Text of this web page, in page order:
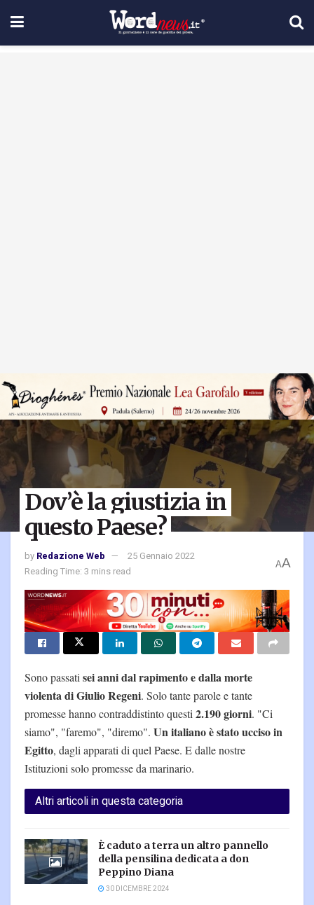
Dov’è la giustizia in
questo Paese?
by Redazione Web
25 Gennaio 2022
Reading Time: 3 mins read
AA
Sono passati sei anni dal rapimento e dalla morte
violenta di Giulio Regeni. Solo tante parole e tante
promesse hanno contraddistinto questi 2.190 giorni. "Ci
siamo", "faremo", "diremo". Un italiano è stato ucciso in
Egitto, dagli apparati di quel Paese. E dalle nostre
Istituzioni solo promesse da marinario.
Altri articoli in questa categoria
È caduto a terra un altro pannello
della pensilina dedicata a don
Peppino Diana
30 DICEMBRE 2024